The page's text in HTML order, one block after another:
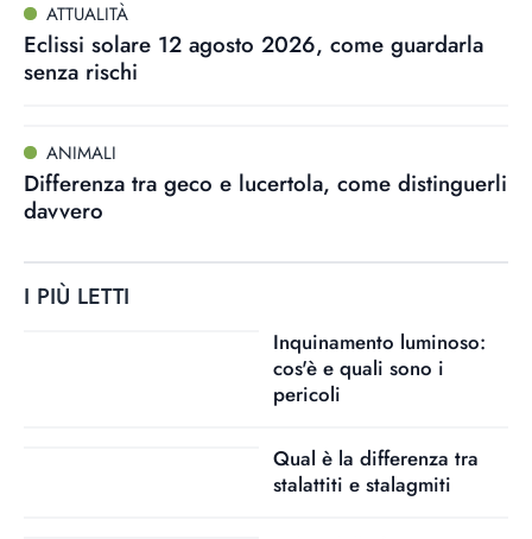
ATTUALITÀ
Eclissi solare 12 agosto 2026, come guardarla
senza rischi
ANIMALI
Differenza tra geco e lucertola, come distinguerli
davvero
I PIÙ LETTI
Inquinamento luminoso:
cos'è e quali sono i
pericoli
Qual è la differenza tra
stalattiti e stalagmiti